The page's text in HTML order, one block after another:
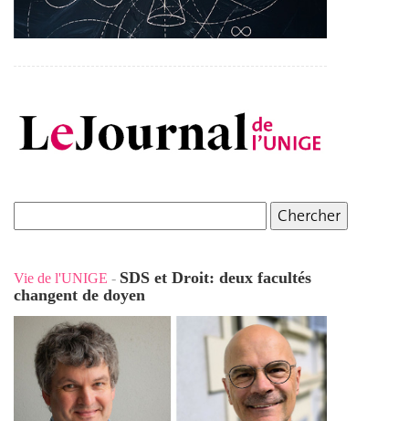
Vie de l'UNIGE - SDS et Droit: deux facultés
changent de doyen